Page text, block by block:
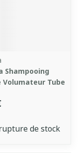
Shampooing
Volumateur Tube
de stock